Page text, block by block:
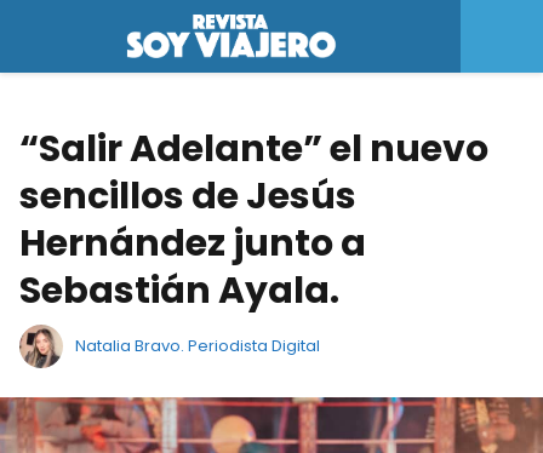
“Salir Adelante” el nuevo
sencillos de Jesús
Hernández junto a
Sebastián Ayala.
Natalia Bravo. Periodista Digital